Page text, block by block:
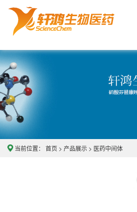
当前位置： 首页 > 产品展示 > 医药中间体